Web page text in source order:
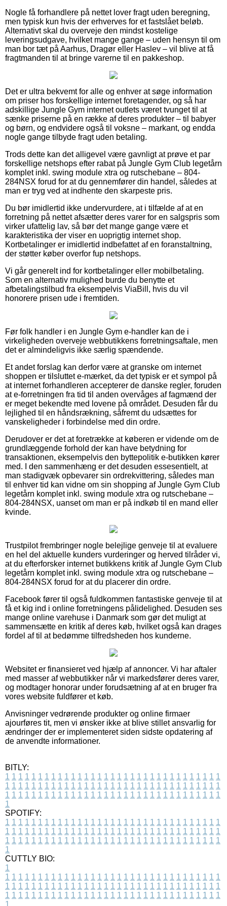
Nogle få forhandlere på nettet lover fragt uden beregning,
men typisk kun hvis der erhverves for et fastslået beløb.
Alternativt skal du overveje den mindst kostelige
leveringsudgave, hvilket mange gange – uden hensyn til om
man bor tæt på Aarhus, Dragør eller Haslev – vil blive at få
fragtmanden til at bringe varerne til en pakkeshop.
Det er ultra bekvemt for alle og enhver at søge information
om priser hos forskellige internet foretagender, og så har
adskillige Jungle Gym internet outlets været tvunget til at
sænke priserne på en række af deres produkter – til babyer
og børn, og endvidere også til voksne – markant, og endda
nogle gange tilbyde fragt uden betaling.
Trods dette kan det alligevel være gavnligt at prøve et par
forskellige netshops efter rabat på Jungle Gym Club legetårn
komplet inkl. swing module xtra og rutschebane – 804-
284NSX forud for at du gennemfører din handel, således at
man er tryg ved at indhente den skarpeste pris.
Du bør imidlertid ikke undervurdere, at i tilfælde af at en
forretning på nettet afsætter deres varer for en salgspris som
virker ufattelig lav, så bør det mange gange være et
karakteristika der viser en uoprigtig internet shop.
Kortbetalinger er imidlertid indbefattet af en foranstaltning,
der støtter køber overfor fup netshops.
Vi går generelt ind for kortbetalinger eller mobilbetaling.
Som en alternativ mulighed burde du benytte et
afbetalingstilbud fra eksempelvis ViaBill, hvis du vil
honorere prisen ude i fremtiden.
Før folk handler i en Jungle Gym e-handler kan de i
virkeligheden overveje webbutikkens forretningsaftale, men
det er almindeligvis ikke særlig spændende.
Et andet forslag kan derfor være at granske om internet
shoppen er tilsluttet e-mærket, da det typisk er et sympol på
at internet forhandleren accepterer de danske regler, foruden
at e-forretningen fra tid til anden overvåges af fagmænd der
er meget bekendte med lovene på området. Desuden får du
lejlighed til en håndsrækning, såfremt du udsættes for
vanskeligheder i forbindelse med din ordre.
Derudover er det at foretrække at køberen er vidende om de
grundlæggende forhold der kan have betydning for
transaktionen, eksempelvis den byttepolitik e-butikken kører
med. I den sammenhæng er det desuden essesentielt, at
man stadigvæk opbevarer sin ordrekvittering, således man
til enhver tid kan vidne om sin shopping af Jungle Gym Club
legetårn komplet inkl. swing module xtra og rutschebane –
804-284NSX, uanset om man er på indkøb til en mand eller
kvinde.
Trustpilot frembringer nogle belejlige genveje til at evaluere
en hel del aktuelle kunders vurderinger og herved tilråder vi,
at du efterforsker internet butikkens kritik af Jungle Gym Club
legetårn komplet inkl. swing module xtra og rutschebane –
804-284NSX forud for at du placerer din ordre.
Facebook fører til også fuldkommen fantastiske genveje til at
få et kig ind i online forretningens pålidelighed. Desuden ses
mange online varehuse i Danmark som gør det muligt at
sammensætte en kritik af deres køb, hvilket også kan drages
fordel af til at bedømme tilfredsheden hos kunderne.
Websitet er finansieret ved hjælp af annoncer. Vi har aftaler
med masser af webbutikker når vi markedsfører deres varer,
og modtager honorar under forudsætning af at en bruger fra
vores website fuldfører et køb.
Anvisninger vedrørende produkter og online firmaer
ajourføres tit, men vi ønsker ikke at blive stillet ansvarlig for
ændringer der er implementeret siden sidste opdatering af
de anvendte informationer.
BITLY:
1 1 1 1 1 1 1 1 1 1 1 1 1 1 1 1 1 1 1 1 1 1 1 1 1 1 1 1 1 1 1 1 1
1 1 1 1 1 1 1 1 1 1 1 1 1 1 1 1 1 1 1 1 1 1 1 1 1 1 1 1 1 1 1 1 1
1 1 1 1 1 1 1 1 1 1 1 1 1 1 1 1 1 1 1 1 1 1 1 1 1 1 1 1 1 1 1 1 1
1
SPOTIFY:
1 1 1 1 1 1 1 1 1 1 1 1 1 1 1 1 1 1 1 1 1 1 1 1 1 1 1 1 1 1 1 1 1
1 1 1 1 1 1 1 1 1 1 1 1 1 1 1 1 1 1 1 1 1 1 1 1 1 1 1 1 1 1 1 1 1
1 1 1 1 1 1 1 1 1 1 1 1 1 1 1 1 1 1 1 1 1 1 1 1 1 1 1 1 1 1 1 1 1
1
CUTTLY BIO:
1
1 1 1 1 1 1 1 1 1 1 1 1 1 1 1 1 1 1 1 1 1 1 1 1 1 1 1 1 1 1 1 1 1
1 1 1 1 1 1 1 1 1 1 1 1 1 1 1 1 1 1 1 1 1 1 1 1 1 1 1 1 1 1 1 1 1
1 1 1 1 1 1 1 1 1 1 1 1 1 1 1 1 1 1 1 1 1 1 1 1 1 1 1 1 1 1 1 1 1
1